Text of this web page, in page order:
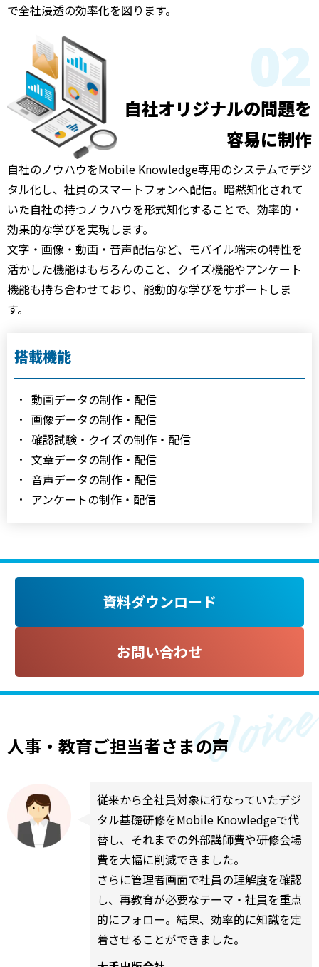
で全社浸透の効率化を図ります。
02
自社オリジナルの問題を
容易に制作
自社のノウハウをMobile Knowledge専用のシステムでデジ
タル化し、社員のスマートフォンへ配信。暗黙知化されて
いた自社の持つノウハウを形式知化することで、効率的・
効果的な学びを実現します。
文字・画像・動画・音声配信など、モバイル端末の特性を
活かした機能はもちろんのこと、クイズ機能やアンケート
機能も持ち合わせており、能動的な学びをサポートしま
す。
搭載機能
動画データの制作・配信
画像データの制作・配信
確認試験・クイズの制作・配信
文章データの制作・配信
音声データの制作・配信
アンケートの制作・配信
資料ダウンロード
お問い合わせ
人事・教育ご担当者さまの声
従来から全社員対象に行なっていたデジ
タル基礎研修をMobile Knowledgeで代
替し、それまでの外部講師費や研修会場
費を大幅に削減できました。
さらに管理者画面で社員の理解度を確認
し、再教育が必要なテーマ・社員を重点
的にフォロー。結果、効率的に知識を定
着させることができました。